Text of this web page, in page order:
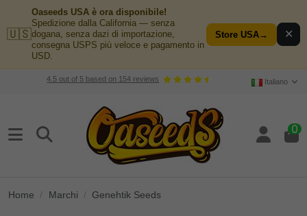
🇺🇸
Oaseeds USA è ora disponibile!
Spedizione dalla California — senza
dogana, senza dazi di importazione,
consegna USPS più veloce e pagamento in
USD.
Store USA→ ✕
4.5 out of 5 based on 154 reviews Italiano
0
Home Marchi Genehtik Seeds